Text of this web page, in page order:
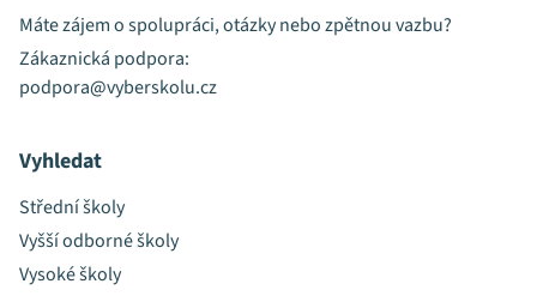
Máte zájem o spolupráci, otázky nebo zpětnou vazbu?
Zákaznická podpora:
podpora@vyberskolu.cz
Vyhledat
Střední školy
Vyšší odborné školy
Vysoké školy